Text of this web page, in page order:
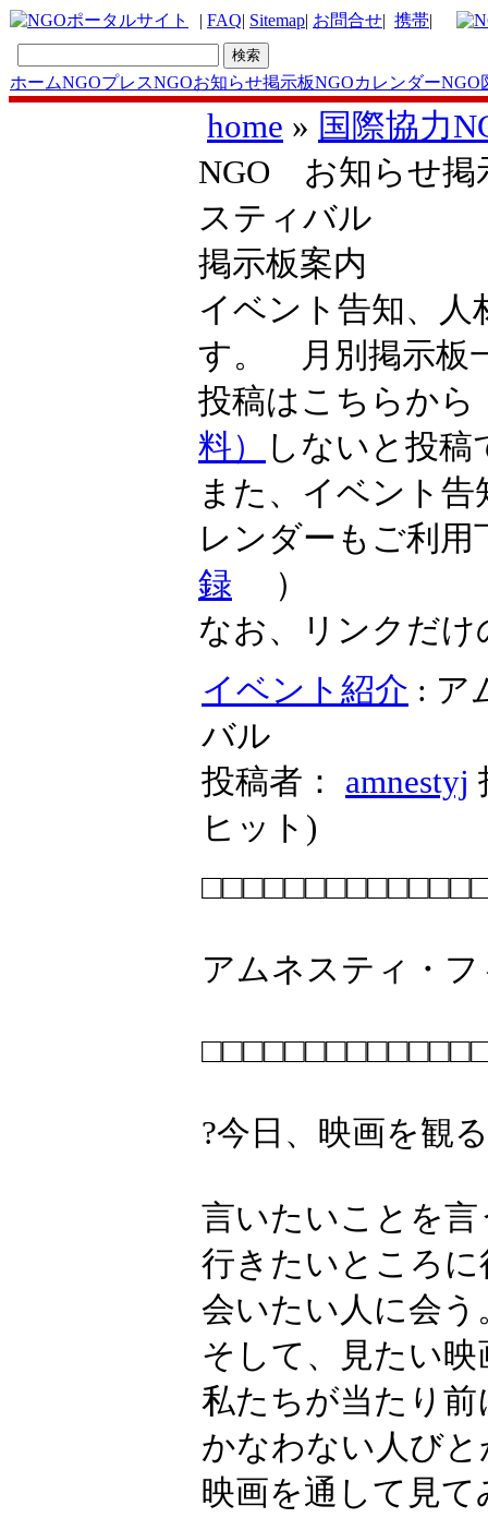
| FAQ| Sitemap| お問合せ| 携帯|
ホームNGOプレスNGOお知らせ掲示板NGOカレンダーNGO
home » 国際協力
NGO お知らせ掲
スティバル
掲示板案内
イベント告知、人
す。 月別掲示
投稿はこちらか
料）
しないと投
また、イベント
レンダーもご利
録 ）
なお、リンクだ
イベント紹介 : ア
バル
投稿者： amnestyj
ヒット )
アムネスティ・
?今日、映画を観
言いたいことを言
行きたいところに
会いたい人に会う
そして、見たい映
私たちが当たり
かなわない人び
映画を通して見